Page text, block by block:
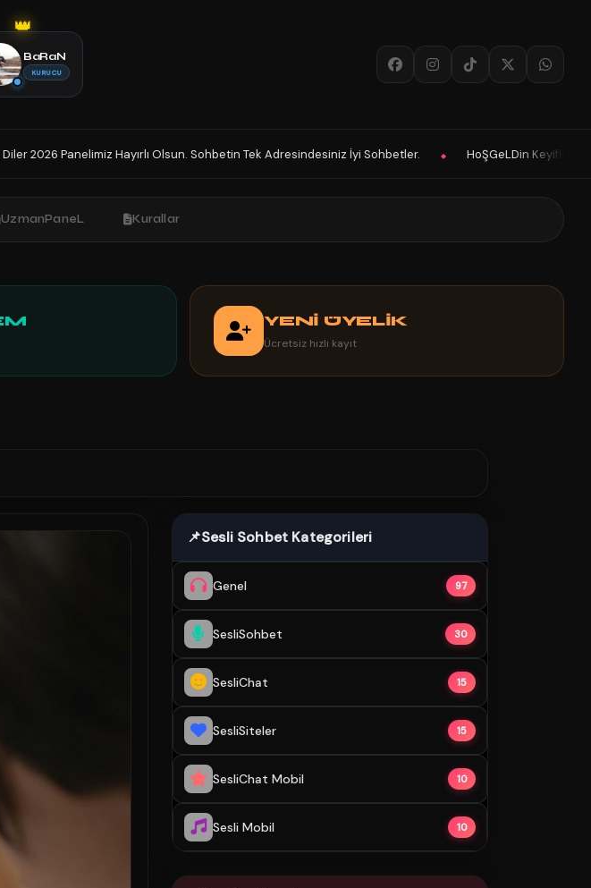
👑
BaRaN
KURUCU
Sohbetin Tek Adresindesiniz İyi Sohbetler. ◆ HoŞGeLDin Keyifli Eğlenceli Hoş Vakitler Diler 2026
UzmanPaneL Kurallar
YENİ ÜYELİK
Ücretsiz hızlı kayıt
📌Sesli Sohbet Kategorileri
Genel 97
SesliSohbet 30
SesliChat 15
SesliSiteler 15
SesliChat Mobil 10
Sesli Mobil 10